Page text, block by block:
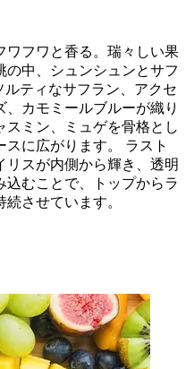
ワフワと香る。瑞々しい果
中、シュンシュンとサフ
ティなサフラン、アクセ
カモミールブルーが織り
スミン、ミュゲを骨格とし
に広がります。 ラスト
リスが内側から輝き、透明
むことで、トップからラ
させています。